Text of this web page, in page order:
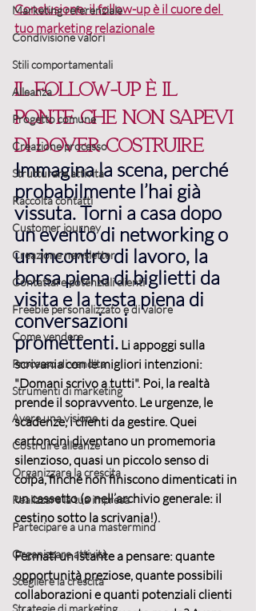
Marketing referenziale
Condivisione valori
Stili comportamentali
Alleanza
Progetto comune
Creazione processo
Strutturare attività
Raccolta contatti
Customer journey
Creazione newsletter
Contattare potenziali clienti
Freebie personalizzato e di valore
Come vendere
Processo di vendita
Strumenti di marketing
Avere una visione
Costruire alleanze
Organizzare la crescita
Realizzare la tua impresa
Partecipare a una mastermind
Organizzare attività
Scegliere la crescita
Strategie di marketing
Conclusione: il follow-up è il cuore del
tuo marketing relazionale
Il follow-up è il
ponte che non sapevi
di dover costruire
Immagina la scena, perché
probabilmente l’hai già
vissuta. Torni a casa dopo
un evento di networking o
un incontro di lavoro, la
borsa piena di biglietti da
visita e la testa piena di
conversazioni
promettenti. Li appoggi sulla
scrivania con le migliori intenzioni:
"Domani scrivo a tutti". Poi, la realtà
prende il sopravvento. Le urgenze, le
scadenze, i clienti da gestire. Quei
cartoncini diventano un promemoria
silenzioso, quasi un piccolo senso di
colpa, finché non finiscono dimenticati in
un cassetto (o nell’archivio generale: il
cestino sotto la scrivania!).
Fermati un istante a pensare: quante
opportunità preziose, quante possibili
collaborazioni e quanti potenziali clienti